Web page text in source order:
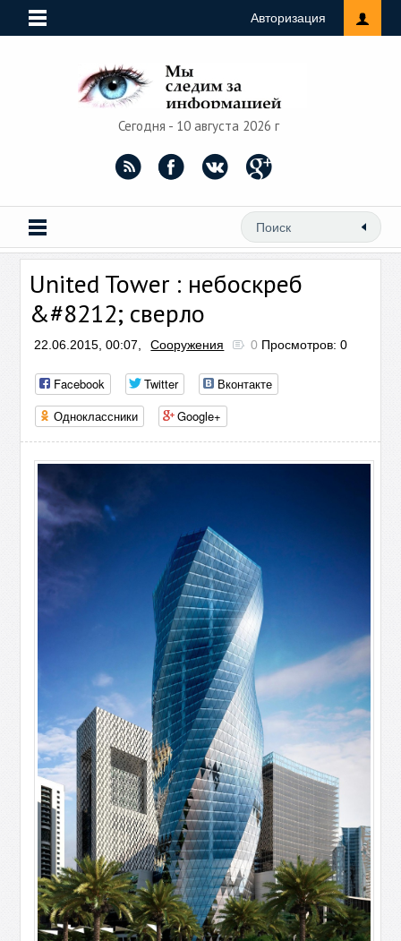
Авторизация
Сегодня - 10 августа 2026 г
United Tower : небоскреб
&#8212; сверло
22.06.2015, 00:07, Сооружения 0 Просмотров: 0
Facebook Twitter
Вконтакте
Одноклассники
Google+